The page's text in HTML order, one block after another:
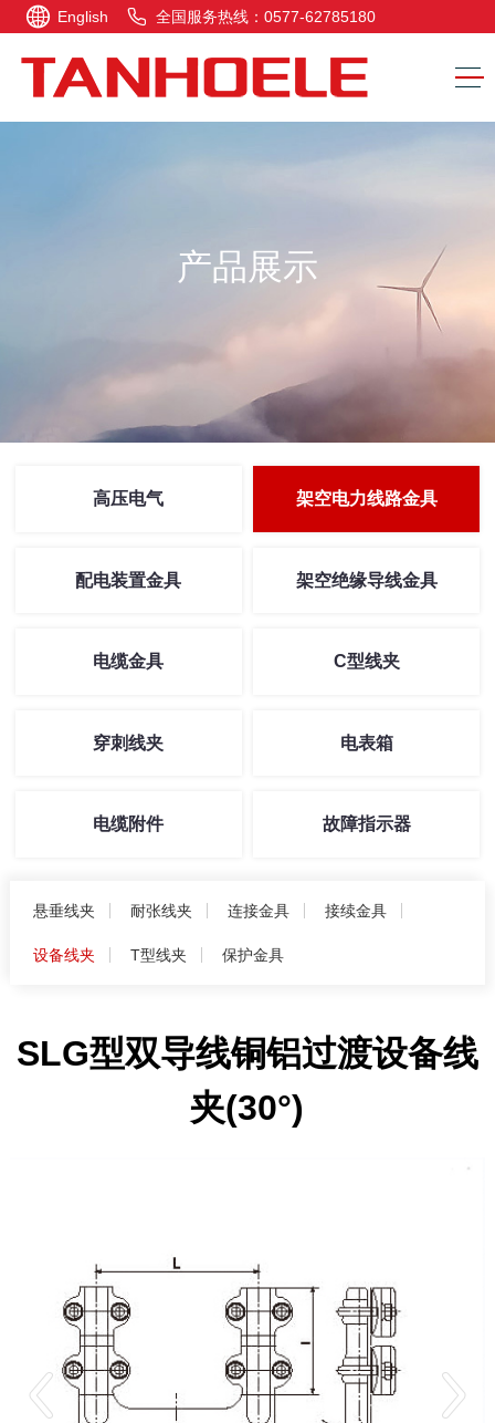
English 全国服务热线：0577-62785180
产品展示
高压电气 架空电力线路金具
配电装置金具 架空绝缘导线金具
电缆金具 C型线夹
穿刺线夹 电表箱
电缆附件 故障指示器
悬垂线夹 耐张线夹 连接金具 接续金具
设备线夹 T型线夹 保护金具
SLG型双导线铜铝过渡设备线
夹(30°)